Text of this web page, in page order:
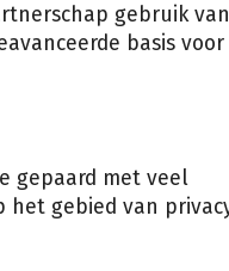
gebruik van
basis voor
gepaard met veel
het gebied van